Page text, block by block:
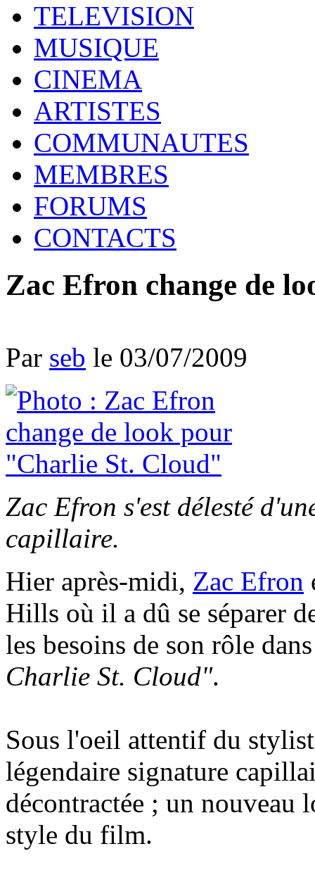
TELEVISION
MUSIQUE
CINEMA
ARTISTES
COMMUNAUTES
MEMBRES
FORUMS
CONTACTS
Zac Efron change de
Par seb le 03/07/2009
Zac Efron s'est délesté
capillaire.
Hier après-midi, Zac Efron
Hills où il a dû se séparer
les besoins de son rôle
Charlie St. Cloud".
Sous l'oeil attentif du
légendaire signature
décontractée ; un
style du film.